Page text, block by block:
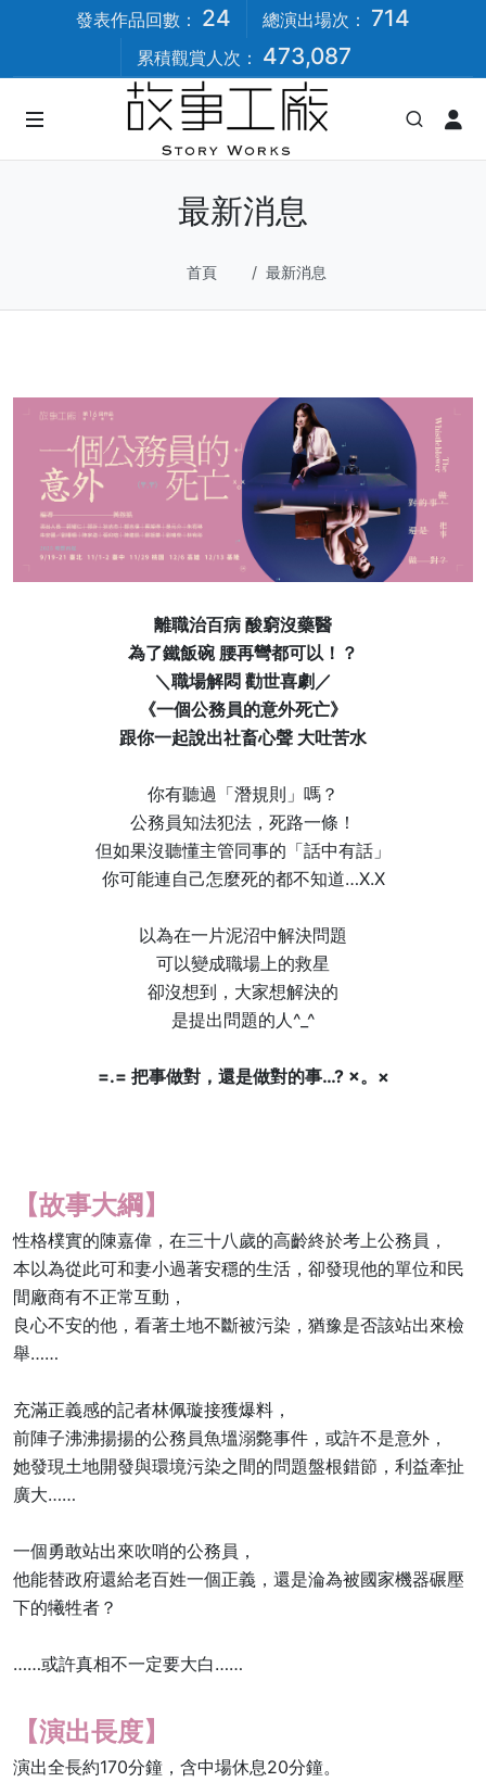
發表作品回數： 24 總演出場次： 714
累積觀賞人次： 473,087
最新消息
首頁 最新消息
離職治百病 酸窮沒藥醫
為了鐵飯碗 腰再彎都可以！？
＼職場解悶 勸世喜劇／
《一個公務員的意外死亡》
跟你一起說出社畜心聲 大吐苦水
你有聽過「潛規則」嗎？
公務員知法犯法，死路一條！
但如果沒聽懂主管同事的「話中有話」
你可能連自己怎麼死的都不知道…X.X
以為在一片泥沼中解決問題
可以變成職場上的救星
卻沒想到，大家想解決的
是提出問題的人^_^
=.= 把事做對，還是做對的事…? ×。×
【故事大綱】
性格樸實的陳嘉偉，在三十八歲的高齡終於考上公務員，
本以為從此可和妻小過著安穩的生活，卻發現他的單位和民
間廠商有不正常互動，
良心不安的他，看著土地不斷被污染，猶豫是否該站出來檢
舉……
充滿正義感的記者林佩璇接獲爆料，
前陣子沸沸揚揚的公務員魚塭溺斃事件，或許不是意外，
她發現土地開發與環境污染之間的問題盤根錯節，利益牽扯
廣大……
一個勇敢站出來吹哨的公務員，
他能替政府還給老百姓一個正義，還是淪為被國家機器碾壓
下的犧牲者？
……或許真相不一定要大白……
【演出長度】
演出全長約170分鐘，含中場休息20分鐘。